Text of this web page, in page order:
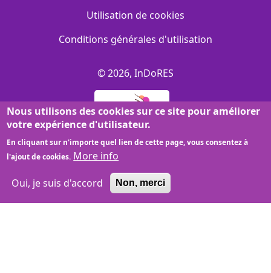
Utilisation de cookies
Conditions générales d'utilisation
© 2026, InDoRES
Nous utilisons des cookies sur ce site pour améliorer
votre expérience d'utilisateur.
En cliquant sur n'importe quel lien de cette page, vous consentez à
l'ajout de cookies. More info
Oui, je suis d'accord Non, merci